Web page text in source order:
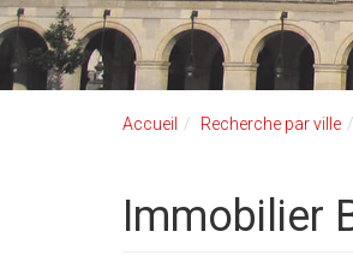
Accueil Recherche par ville
immobilier